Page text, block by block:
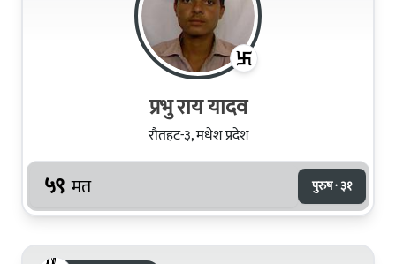
प्रभु राय यादव
रौतहट-३, मधेश प्रदेश
५९ मत पुरुष · ३१